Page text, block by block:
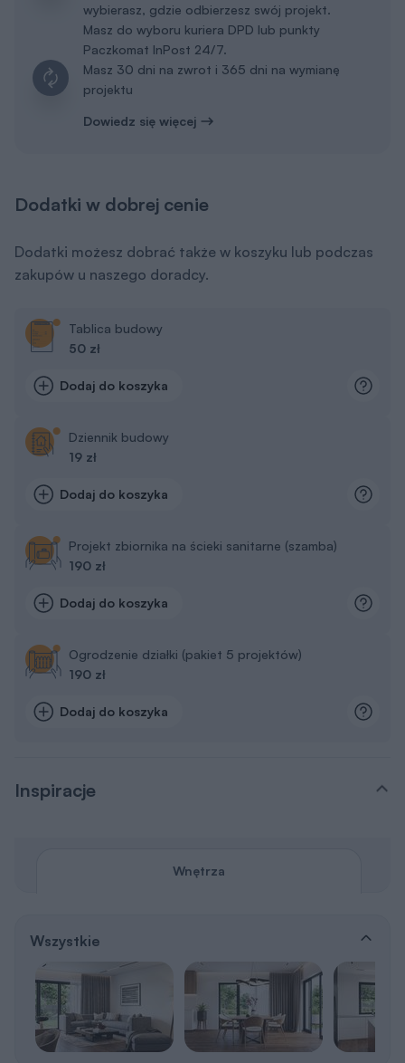
wybierasz, gdzie odbierzesz swój projekt.
Masz do wyboru kuriera DPD lub punkty
Paczkomat InPost 24/7.
Masz 30 dni na zwrot i 365 dni na wymianę
projektu
Dowiedz się więcej
Dodatki w dobrej cenie
Dodatki możesz dobrać także w koszyku lub podczas
zakupów u naszego doradcy.
Tablica budowy
50 zł
Dodaj do koszyka
Dziennik budowy
19 zł
Dodaj do koszyka
Projekt zbiornika na ścieki sanitarne (szamba)
190 zł
Dodaj do koszyka
Ogrodzenie działki (pakiet 5 projektów)
190 zł
Dodaj do koszyka
Inspiracje
Wnętrza
Wszystkie